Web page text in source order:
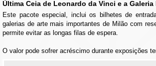
Última Ceia de Leonardo da Vinci e a Galeria
Este pacote especial, inclui os bilhetes de
galerias de arte mais importantes de Milão com
permite evitar as longas filas de espera.
O valor pode sofrer acréscimo durante exposições